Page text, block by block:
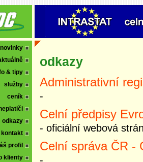
novinky
& tipy
služby
ceník
odkazy
kontakt
profil
klienty
odkazy
Administrativní
-
Celní předpisy
- oficiální webová
Celní správa ČR -
-